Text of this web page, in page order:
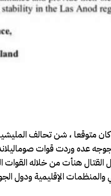
كان متوقعا ، شن تحالف
جوجه عده وردت قوات
القتال هنأت من خلاله
الإقليمية ودول